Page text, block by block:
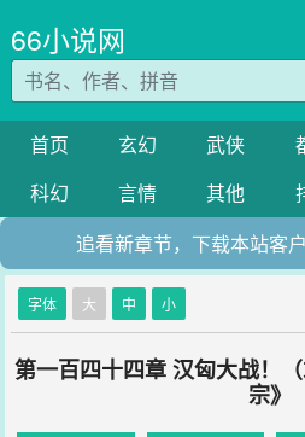
66小说网
首页 玄幻 武侠
科幻
言情 其他
追看新章节，下载本站客
字体 大 中 小
第一百四十四章 汉匈大战！
宗》